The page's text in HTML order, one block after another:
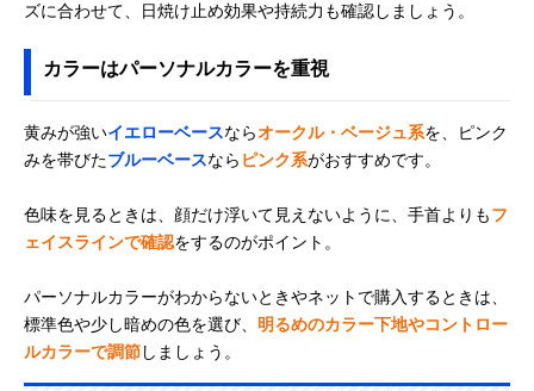
ズに合わせて、日焼け止め効果や持続力も確認しましょう。
カラーはパーソナルカラーを重視
黄みが強いイエローベースならオークル・ベージュ系を、ピンク
みを帯びたブルーベースなら ピンク系がおすすめです。
色味を見るときは、顔だけ浮いて見えないように、手首よりもフ
ェイスラインで確認をするのがポイント。
パーソナルカラーがわからないときやネットで購入するときは、
標準色や少し暗めの色を選び、 明るめのカラー下地やコントロー
ルカラーで調節しましょう。